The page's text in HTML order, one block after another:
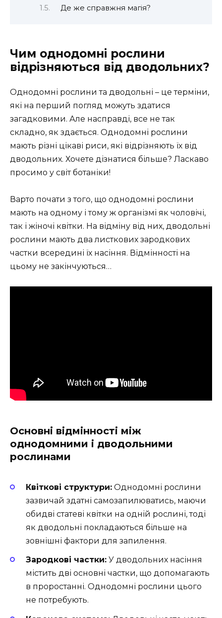
Де же справжня магія?
Чим однодомні рослини
відрізняються від дводольних?
Однодомні рослини та дводольні – це терміни,
які на перший погляд можуть здатися
загадковими. Але насправді, все не так
складно, як здається. Однодомні рослини
мають різні цікаві риси, які відрізняють їх від
дводольних. Хочете дізнатися більше? Ласкаво
просимо у світ ботаніки!
Варто почати з того, що однодомні рослини
мають на одному і тому ж організмі як чоловічі,
так і жіночі квітки. На відміну від них, дводольні
рослини мають два листкових зародкових
частки всередині їх насіння. Відмінності на
цьому не закінчуються…
Основні відмінності між
однодомними і дводольними
рослинами
Квіткові структури: Однодомні рослини
зазвичай здатні самозапилюватись, маючи
обидві статеві квітки на одній рослині, тоді
як дводольні покладаються більше на
зовнішні фактори для запилення.
Зародкові частки: У дводольних насіння
містить дві основні частки, що допомагають
в проростанні. Однодомні рослини цього
не потребують.